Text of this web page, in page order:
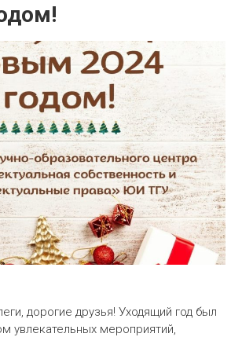
дорогие друзья! Уходящий год был
увлекательных мероприятий,